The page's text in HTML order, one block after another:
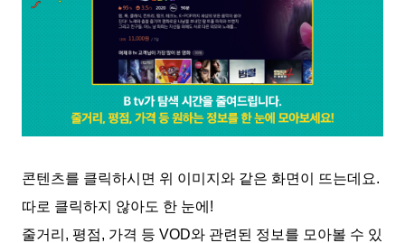
콘텐츠를 클릭하시면 위 이미지와 같은 화면이 뜨는데요.
따로 클릭하지 않아도 한 눈에!
줄거리, 평점, 가격 등 VOD와 관련된 정보를 모아볼 수 있